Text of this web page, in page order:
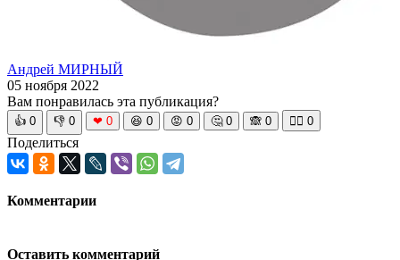
Андрей МИРНЫЙ
05 ноября 2022
Вам понравилась эта публикация?
👍 0 👎 0 ❤ 0 😆 0 😡 0 🤔 0 🙈 0 🧘‍♀️ 0
Поделиться
Комментарии
Оставить комментарий